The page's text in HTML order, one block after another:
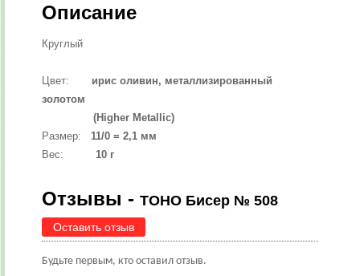
Описание
Круглый
Цвет:
ирис оливин, металлизированный
золотом
(Higher Metallic)
Размер:
11/0 = 2,1 мм
Вес:
10 г
Отзывы - TOHO Бисер № 508
Оставить отзыв
Будьте первым, кто оставил отзыв.